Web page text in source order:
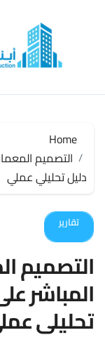
Home
التصميم
دليل تحليلي عملي
تقارير
التصميم
المباشر
تحليلي